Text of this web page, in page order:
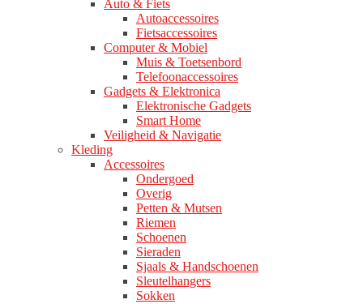
Auto & Fiets
Autoaccessoires
Fietsaccessoires
Computer & Mobiel
Muis & Toetsenbord
Telefoonaccessoires
Gadgets & Elektronica
Elektronische Gadgets
Smart Home
Veiligheid & Navigatie
Kleding
Accessoires
Ondergoed
Overig
Petten & Mutsen
Riemen
Schoenen
Sieraden
Sjaals & Handschoenen
Sleutelhangers
Sokken